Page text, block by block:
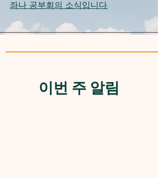
좌나 공부회의 소식입니다.
이번 주 알림